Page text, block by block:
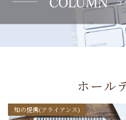
ホール
知の提携(アライアンス)